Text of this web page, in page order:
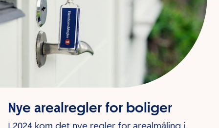
Nye arealregler for boliger